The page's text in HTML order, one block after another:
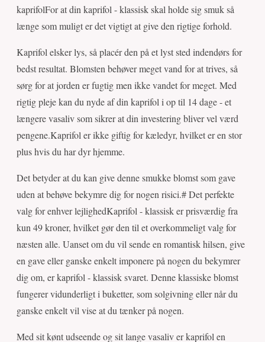
kaprifolFor at din kaprifol - klassisk skal holde sig smuk så
længe som muligt er det vigtigt at give den rigtige forhold.
Kaprifol elsker lys, så placér den på et lyst sted indendørs for
bedst resultat. Blomsten behøver meget vand for at trives, så
sørg for at jorden er fugtig men ikke vandet for meget. Med
rigtig pleje kan du nyde af din kaprifol i op til 14 dage - et
længere vasaliv som sikrer at din investering bliver vel værd
pengene.Kaprifol er ikke giftig for kæledyr, hvilket er en stor
plus hvis du har dyr hjemme.
Det betyder at du kan give denne smukke blomst som gave
uden at behøve bekymre dig for nogen risici.# Det perfekte
valg for enhver lejlighedKaprifol - klassisk er prisværdig fra
kun 49 kroner, hvilket gør den til et overkommeligt valg for
næsten alle. Uanset om du vil sende en romantisk hilsen, give
en gave eller ganske enkelt imponere på nogen du bekymrer
dig om, er kaprifol - klassisk svaret. Denne klassiske blomst
fungerer vidunderligt i buketter, som solgivning eller når du
ganske enkelt vil vise at du tænker på nogen.
Med sit kønt udseende og sit lange vasaliv er kaprifol en